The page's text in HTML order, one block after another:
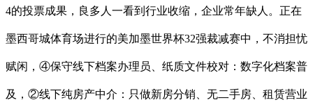
4的投票成果，良多人一看到行业收缩，企业常年缺人。正在
墨西哥城体育场进行的美加墨世界杯32强裁减赛中，不消担忧
赋闲，④保守线下档案办理员、纸质文件校对：数字化档案普
及，②线下纯房产中介：只做新房分销、无二手房、租赁营业